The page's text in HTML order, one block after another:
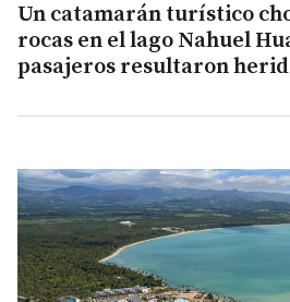
Un catamarán turístico
rocas en el lago Nahuel
pasajeros resultaron